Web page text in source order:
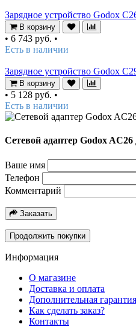
Зарядное устройство Godox
В корзину
• 6 743 руб. •
Есть в наличии
Зарядное устройство Godox
В корзину
• 5 128 руб. •
Есть в наличии
Сетевой адаптер Godox
Ваше имя
Телефон
Комментарий
Заказать
Продолжить покупки
Информация
О магазине
Доставка и оплата
Дополнительная
Как сделать заказ?
Контакты